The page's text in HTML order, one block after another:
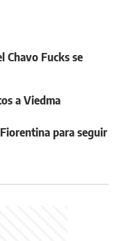
Chavo Fucks se
a Viedma
para seguir